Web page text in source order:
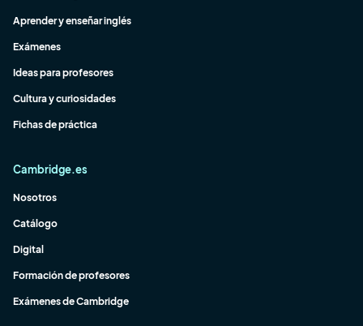
Aprender y enseñar inglés
Exámenes
Ideas para profesores
Cultura y curiosidades
Fichas de práctica
Cambridge.es
Nosotros
Catálogo
Digital
Formación de profesores
Exámenes de Cambridge